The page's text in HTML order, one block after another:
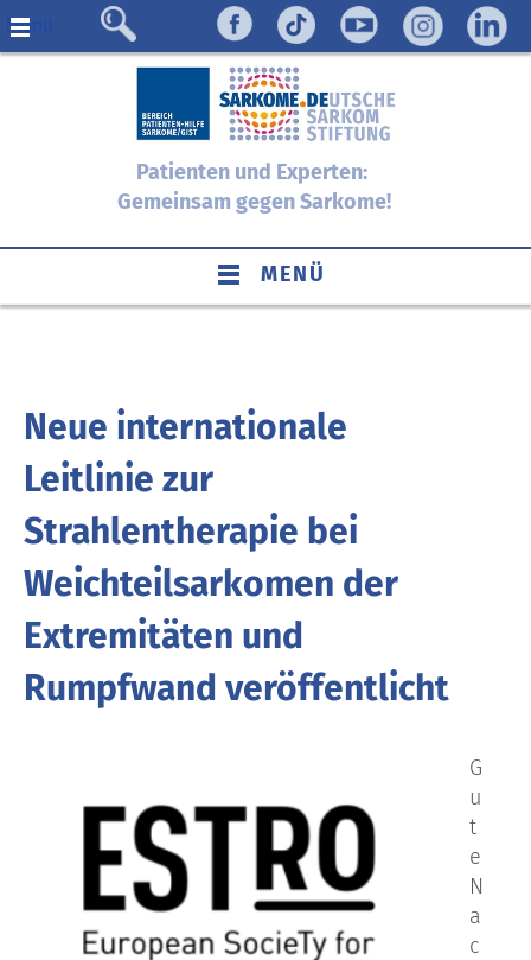
Menü
Patienten und Experten:
Gemeinsam gegen Sarkome!
MENÜ
Neue internationale
Leitlinie zur
Strahlentherapie bei
Weichteilsarkomen der
Extremitäten und
Rumpfwand veröffentlicht
G
u
t
e
N
a
c